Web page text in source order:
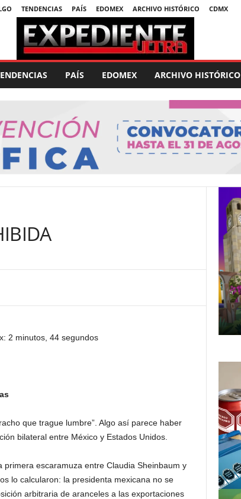
TENDENCIAS PAÍS EDOMEX ARCHIVO HISTÓRICO CDMX
PAÍS EDOMEX ARCHIVO HISTÓRICO
2 minutos, 44 segundos
que trague lumbre”. Algo así parece haber
bilateral entre México y Estados Unidos.
escaramuza entre Claudia Sheinbaum y
lo calcularon: la presidenta mexicana no se
arbitraria de aranceles a las exportaciones